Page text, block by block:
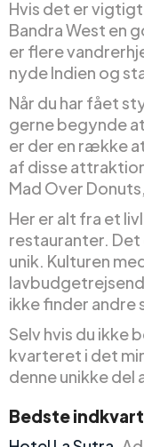
Hvis det er
Bandra West en
er flere
nyde Indien og
Når du har fået
gerne begynde
er der en række
af disse
Mad Over
Her er alt fra et
restauranter. Det
unik. Kulturen
ikke finder andre
Selv hvis du ikke
kvarteret i det
denne unikke del
Bedste